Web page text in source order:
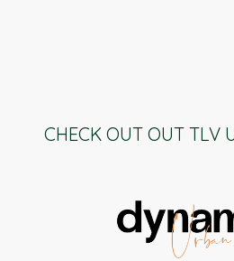
CHECK OUT OUT TLV